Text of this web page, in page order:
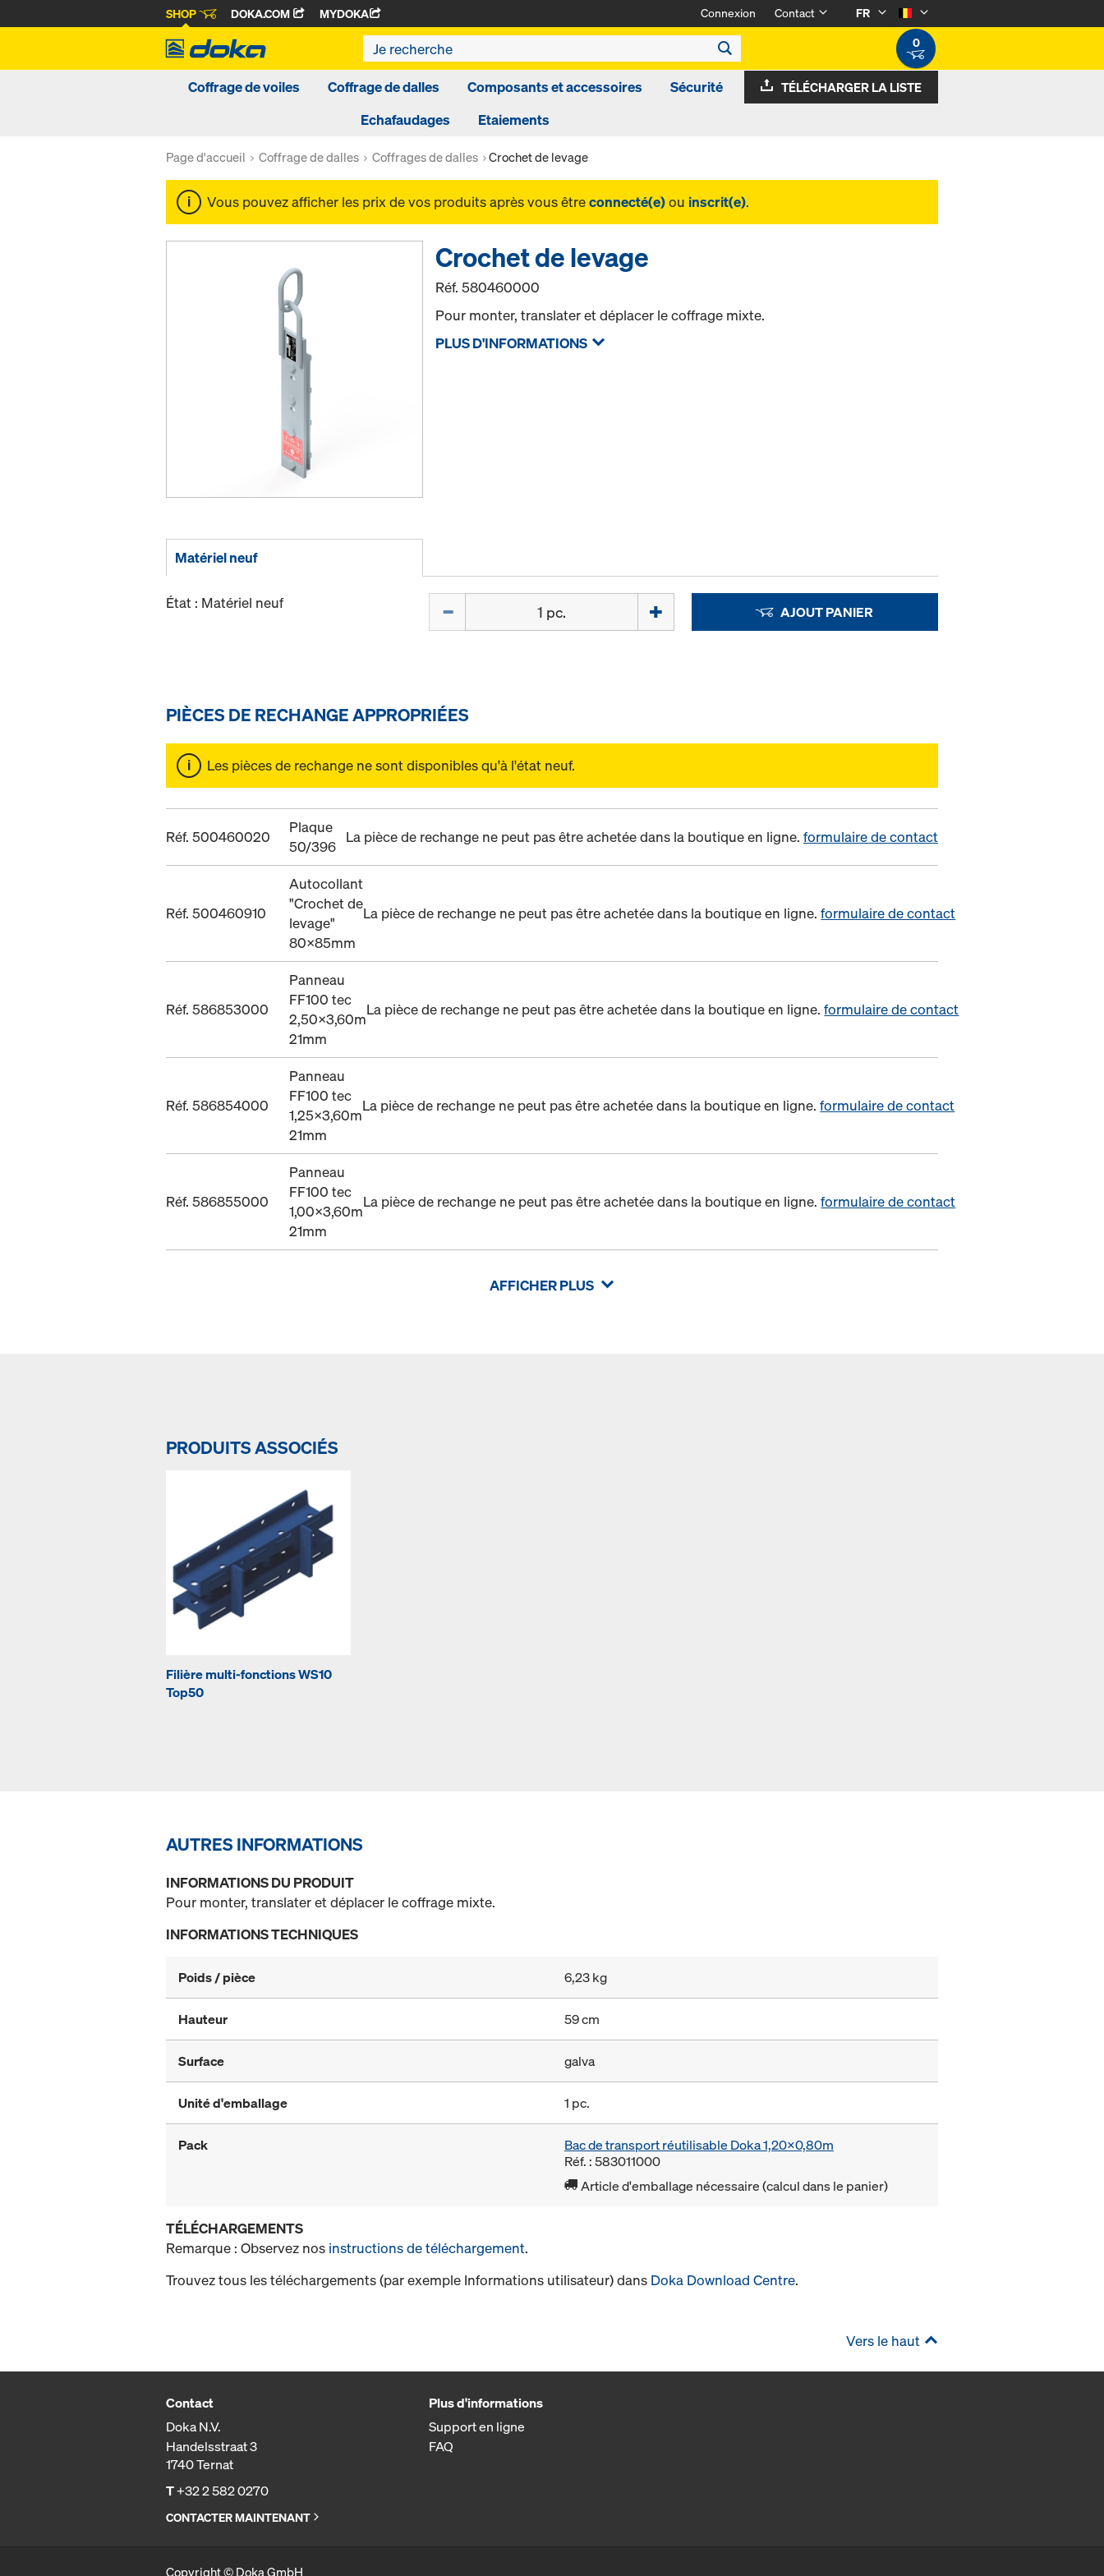
SHOP DOKA.COM MYDOKA Connexion Contact
FR
0
Coffrage de voiles Coffrage de dalles Composants et accessoires
Sécurité
Echafaudages
Etaiements
TÉLÉCHARGER LA LISTE
Page d'accueil Coffrage de dalles Coffrages de dalles Crochet de levage
Vous pouvez afficher les prix de vos produits après vous êtreconnecté(e)ou inscrit(e).
Crochet de levage
Réf.580460000
Pour monter, translater et déplacer le coffrage mixte.
PLUS D'INFORMATIONS
Matériel neuf
État : Matériel neuf AJOUT PANIER
PIÈCES DE RECHANGE APPROPRIÉES
Les pièces de rechange ne sont disponibles qu'à l'état neuf.
Réf. 500460020
Plaque
50/396
La pièce de rechange ne peut pas être achetée dans la boutique en ligne. formulaire de contact
Réf. 500460910
Autocollant
"Crochet de
levage"
80x85mm
La pièce de rechange ne peut pas être achetée dans la boutique en ligne.formulaire de contact
Réf. 586853000
Panneau
FF100 tec
2,50x3,60m
21mm
La pièce de rechange ne peut pas être achetée dans la boutique en ligne.formulaire de contact
Réf. 586854000
Panneau
FF100 tec
1,25x3,60m
21mm
La pièce de rechange ne peut pas être achetée dans la boutique en ligne.formulaire de contact
Réf. 586855000
Panneau
FF100 tec
1,00x3,60m
21mm
La pièce de rechange ne peut pas être achetée dans la boutique en ligne.formulaire de contact
AFFICHER PLUS
PRODUITS ASSOCIÉS
Filière multi-fonctions WS10
Top50
AUTRES INFORMATIONS
INFORMATIONS DU PRODUIT
Pour monter, translater et déplacer le coffrage mixte.
INFORMATIONS TECHNIQUES
Poids / pièce 6,23 kg
Hauteur 59 cm
Surface galva
Unité d'emballage 1 pc.
Pack
Bac de transport réutilisable Doka 1,20x0,80m
Réf. : 583011000
Article d'emballage nécessaire (calcul dans le panier)
TÉLÉCHARGEMENTS
Remarque : Observez nos instructions de téléchargement.
Trouvez tous les téléchargements (par exemple Informations utilisateur) dans Doka Download Centre.
Vers le haut
Contact
Doka N.V.
Handelsstraat 3
1740 Ternat
T+32 2 582 0270
CONTACTER MAINTENANT
Plus d'informations
Support en ligne
FAQ
Copyright © Doka GmbH